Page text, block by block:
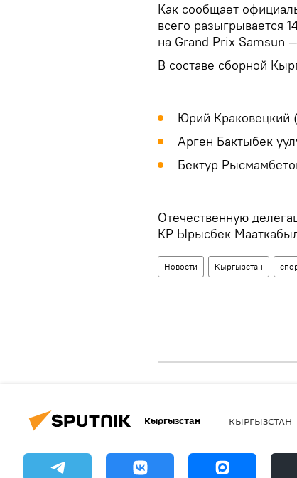
Как сообщает
всего разыгрывается
на Grand Prix Samsun
В составе сборной
Юрий Краковецкий
Арген Бактыбек
Бектур
Отечественную
КР Ырысбек
Новости Кыргызстан
Кыргызстан КЫРГЫЗСТАН